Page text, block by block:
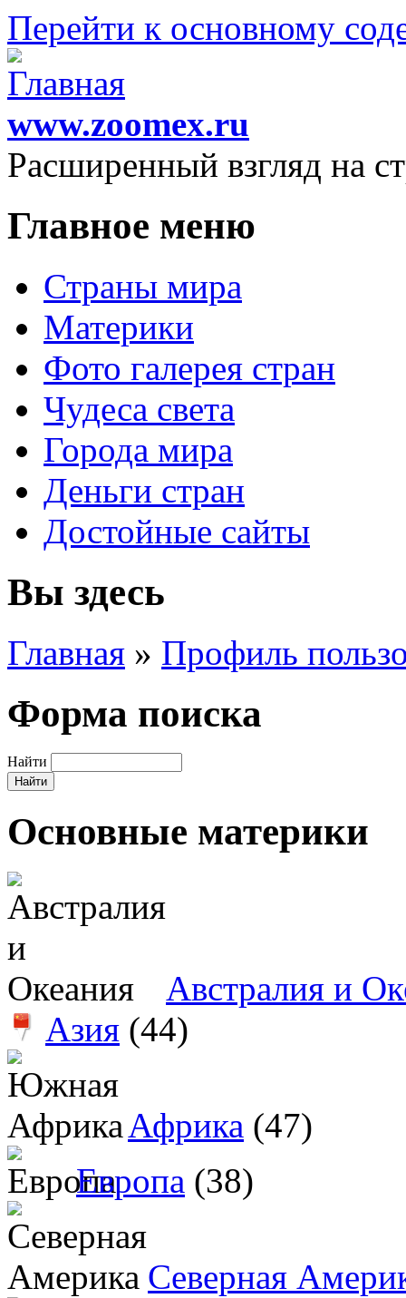
Перейти к основному
www.zoomex.ru
Расширенный взгляд на
Главное меню
Страны мира
Материки
Фото галерея стран
Чудеса света
Города мира
Деньги стран
Достойные сайты
Вы здесь
Главная » Профиль
Форма поиска
Найти
Основные материки
Австралия и
Азия (44)
Африка (47)
Европа (38)
Северная